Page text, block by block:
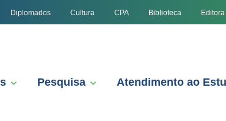
Diplomados Cultura CPA Biblioteca Editora
Pesquisa Atendimento ao